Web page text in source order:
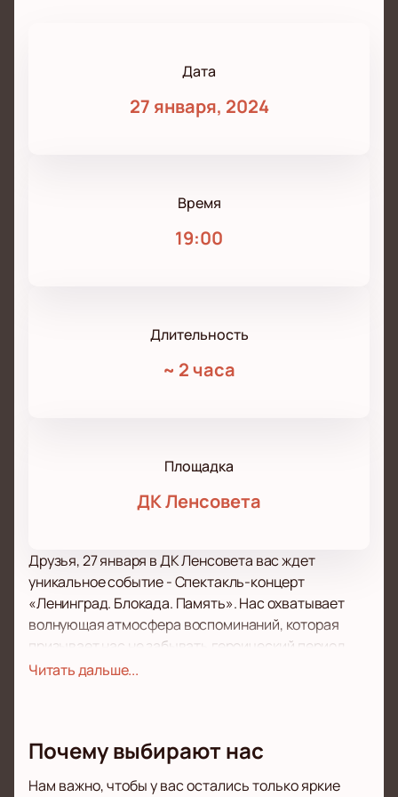
Дата
27 января, 2024
Время
19:00
Длительность
~ 2 часа
Площадка
ДК Ленсовета
Друзья, 27 января в ДК Ленсовета вас ждет
уникальное событие - Спектакль-концерт
«Ленинград. Блокада. Память». Нас охватывает
волнующая атмосфера воспоминаний, которая
призывает нас не забывать героический период
нашей истории.
времена и окунуться в историю подлинно.
Читать дальше...
Почему выбирают нас
Нам важно, чтобы у вас остались только яркие